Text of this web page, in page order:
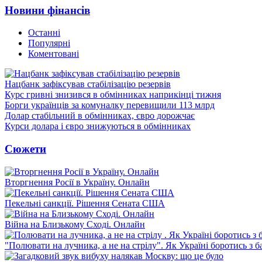
Новини фінансів
Останні
Популярні
Коментовані
Нацбанк зафіксував стабілізацію резервів
Курс гривні знизився в обмінниках наприкінці тижня
Борги українців за комуналку перевищили 113 млрд
Долар стабільний в обмінниках, євро дорожчає
Курси долара і євро знижуються в обмінниках
Сюжети
Вторгнення Росії в Україну. Онлайн
Пекельні санкції. Рішення Сената США
Війна на Близькому Сході. Онлайн
"Полювати на лучника, а не на стрілу". Як Україні боротись з